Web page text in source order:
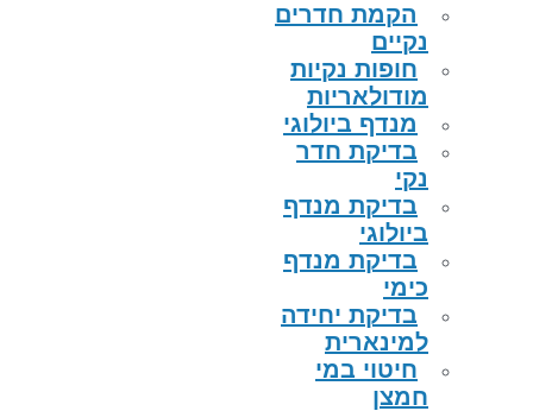
הקמת חדרים
נקיים
חופות נקיות
מודולאריות
מנדף ביולוגי
בדיקת חדר
נקי
בדיקת מנדף
ביולוגי
בדיקת מנדף
כימי
בדיקת יחידה
למינארית
חיטוי במי
חמצן